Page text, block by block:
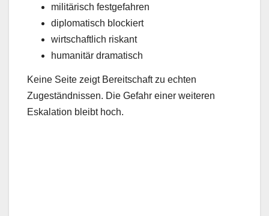
militärisch festgefahren
diplomatisch blockiert
wirtschaftlich riskant
humanitär dramatisch
Keine Seite zeigt Bereitschaft zu echten
Zugeständnissen. Die Gefahr einer weiteren
Eskalation bleibt hoch.